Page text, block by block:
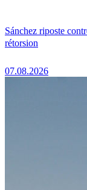
Sánchez riposte
rétorsion
07.08.2026